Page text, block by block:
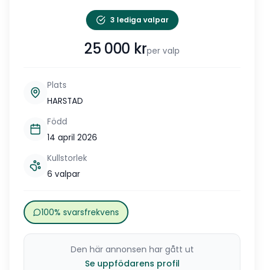
3 lediga valpar
25 000 krper valp
Plats
HARSTAD
Född
14 april 2026
Kullstorlek
6 valpar
100% svarsfrekvens
Den här annonsen har gått ut
Se uppfödarens profil